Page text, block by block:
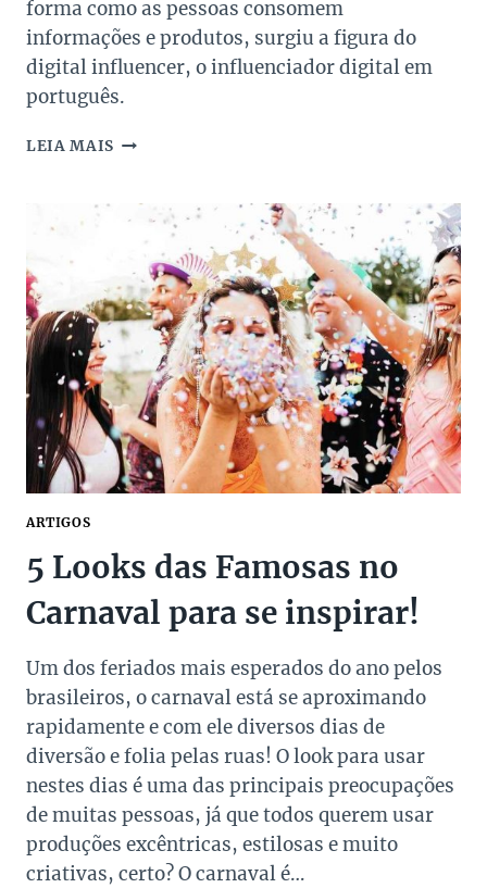
forma como as pessoas consomem
informações e produtos, surgiu a figura do
digital influencer, o influenciador digital em
português.
LEIA MAIS SETE
QUE
REFERÊNCIA
NO
MUNDO
DA
MODA
E
NAS
REDES
SOCIAIS
ARTIGOS
5 Looks das Famosas no
Carnaval para se inspirar!
Um dos feriados mais esperados do ano pelos
brasileiros, o carnaval está se aproximando
rapidamente e com ele diversos dias de
diversão e folia pelas ruas! O look para usar
nestes dias é uma das principais preocupações
de muitas pessoas, já que todos querem usar
produções excêntricas, estilosas e muito
criativas, certo? O carnaval é…